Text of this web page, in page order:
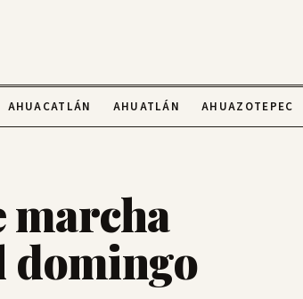
AHUACATLÁN AHUATLÁN AHUAZOTEPEC
marcha
domingo